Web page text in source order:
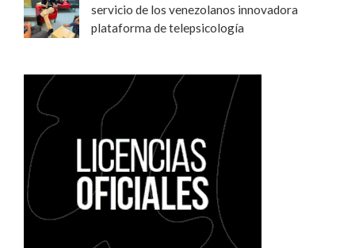
servicio de los venezolanos innovadora
plataforma de telepsicología